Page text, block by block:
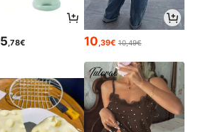
5 ,78€ 10 ,39€ 10,49€